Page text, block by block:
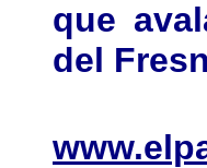
que
del